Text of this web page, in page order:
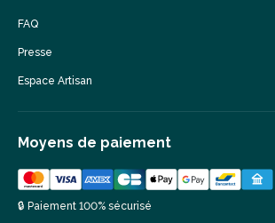
FAQ
Presse
Espace Artisan
Moyens de paiement
🔒 Paiement 100% sécurisé